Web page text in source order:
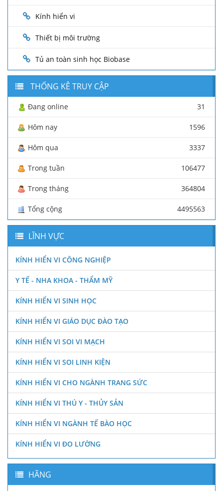
Kính hiển vi
Thiết bị môi trường
Tủ an toàn sinh học Biobase
THỐNG KÊ TRUY CẬP
Đang online 31
Hôm nay 1596
Hôm qua 3337
Trong tuần 106477
Trong tháng 364804
Tổng cộng 4495563
LĨNH VỰC
KÍNH HIỂN VI CÔNG NGHIỆP
Y TẾ - NHA KHOA - THẨM MỸ
KÍNH HIỂN VI SINH HỌC
KÍNH HIỂN VI GIÁO DỤC ĐÀO TẠO
KÍNH HIỂN VI SOI VI MẠCH
KÍNH HIỂN VI SOI LINH KIỆN
KÍNH HIỂN VI CHO NGÀNH TRANG SỨC
KÍNH HIỂN VI THÚ Y - THỦY SẢN
KÍNH HIỂN VI NGÀNH TẾ BÀO HỌC
KÍNH HIỂN VI ĐO LƯỜNG
HÃNG